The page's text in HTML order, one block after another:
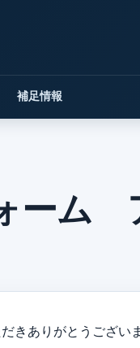
補足情報
ーム
きありがとうございま